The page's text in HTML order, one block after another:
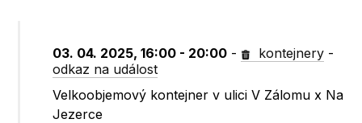
03. 04. 2025, 16:00 - 20:00 - kontejnery -
odkaz na událost
Velkoobjemový kontejner v ulici V Zálomu x Na
Jezerce